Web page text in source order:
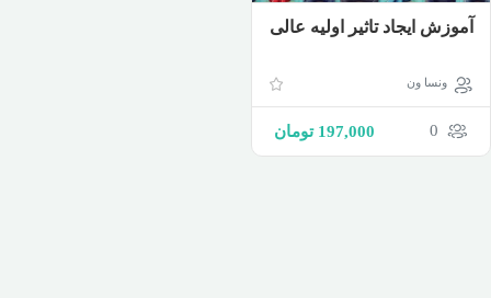
آموزش ایجاد تاثیر اولیه عالی
ونسا ون
0
197,000 تومان